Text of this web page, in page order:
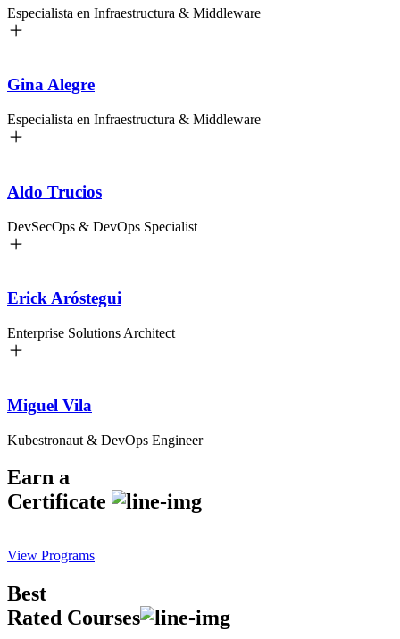
Especialista en Infraestructura & Middleware
Gina Alegre
Especialista en Infraestructura & Middleware
Aldo Trucios
DevSecOps & DevOps Specialist
Erick Aróstegui
Enterprise Solutions Architect
Miguel Vila
Kubestronaut & DevOps Engineer
Earn a
Certificate
View Programs
Best
Rated Courses